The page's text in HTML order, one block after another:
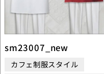
sm23007_new
カフェ制服スタイル